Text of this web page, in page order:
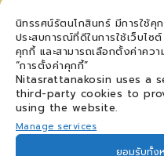
นิทรรศน์รัตนโกสินทร์ มีการใช้
ประสบการณ์ที่ดีในการใช้เว็บไซ
คุกกี้ และสามารถเลือกตั้งค่าคว
“การตั้งค่าคุกกี้”
Nitasrattanakosin uses a
third-party cookies to
using the website.
Manage services
ยอมรับทั้ง
โทรศัพท์0 2621
สอบถามเวทีการแสดงฯ
ติดตามข่าวสาร